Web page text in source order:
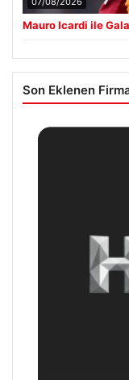
Mauro Icardi ile
Son Eklenen